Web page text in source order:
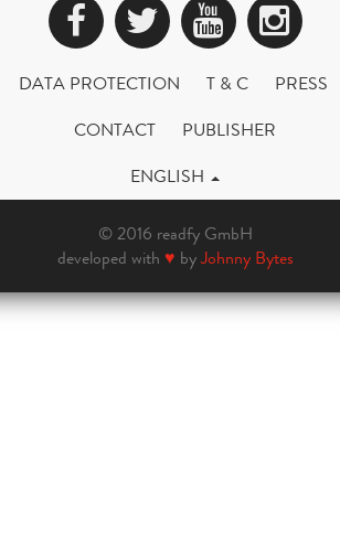
Facebook
Twitter
DATA PROTECTION T & C
PRESS
CONTACT
PUBLISHER
ENGLISH
© 2016 readfy GmbH
developed with ♥ byJohnny Bytes